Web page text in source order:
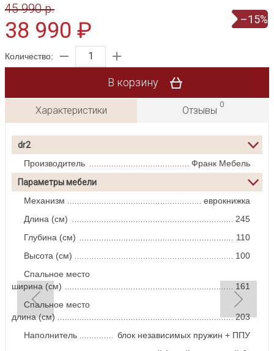
45 990 p.
–15%
38 990 ₽
Количество:
В корзину
Характеристики Отзывы
0
dr2
Производитель
Франк Мебель
Параметры мебели
Механизм
еврокнижка
Длина (см)
245
Глубина (см)
110
Высота (см)
100
Спальное место
ширина (см)
161
Спальное место
длина (см)
203
Наполнитель
блок независимых пружин + ППУ